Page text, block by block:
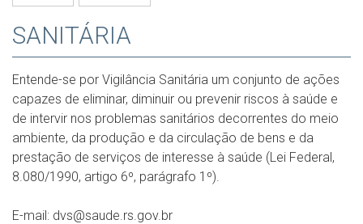
busca
SANITÁRIA
Entende-se por Vigilância Sanitária um conjunto de ações
capazes de eliminar, diminuir ou prevenir riscos à saúde e
de intervir nos problemas sanitários decorrentes do meio
ambiente, da produção e da circulação de bens e da
prestação de serviços de interesse à saúde (Lei Federal,
8.080/1990, artigo 6º, parágrafo 1º).
E-mail: dvs@saude.rs.gov.br